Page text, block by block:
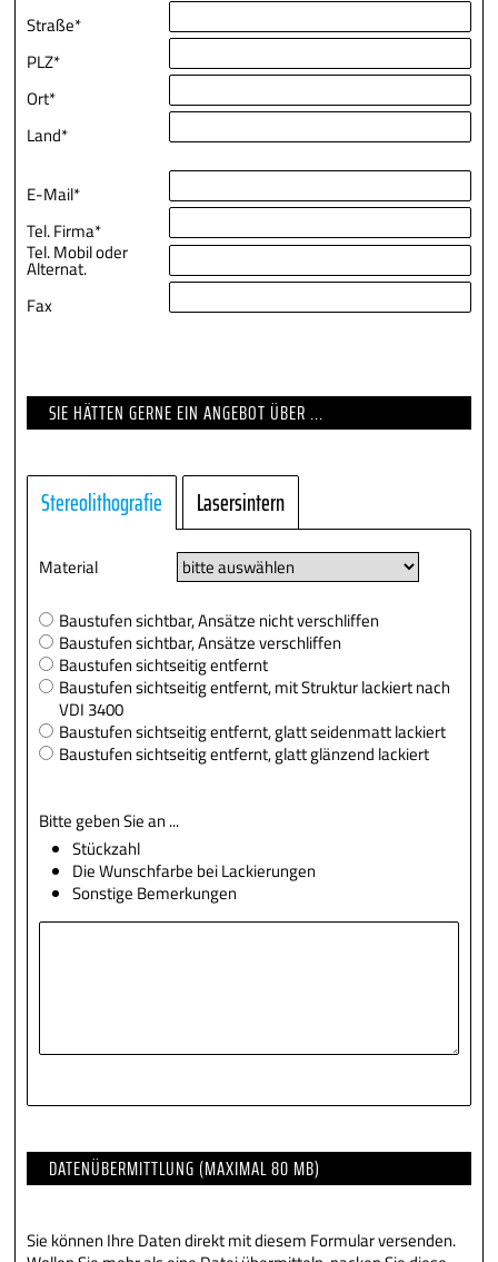
Straße*
PLZ*
Ort*
Land*
E-Mail*
Tel. Firma*
Tel. Mobil oder
Alternat.
Fax
SIE HÄTTEN GERNE EIN ANGEBOT ÜBER ...
Stereolithografie Lasersintern
Material
Baustufen sichtbar, Ansätze nicht verschliffen
Baustufen sichtbar, Ansätze verschliffen
Baustufen sichtseitig entfernt
Baustufen sichtseitig entfernt, mit Struktur lackiert nach
VDI 3400
Baustufen sichtseitig entfernt, glatt seidenmatt lackiert
Baustufen sichtseitig entfernt, glatt glänzend lackiert
Bitte geben Sie an ...
Stückzahl
Die Wunschfarbe bei Lackierungen
Sonstige Bemerkungen
DATENÜBERMITTLUNG (MAXIMAL 80 MB)
Sie können Ihre Daten direkt mit diesem Formular versenden.